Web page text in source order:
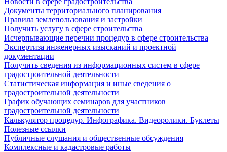
Документы территориального планирования
Правила землепользования и застройки
Получить услугу в сфере строительства
Исчерпывающие перечни процедур в сфере строительства
Экспертиза инженерных изысканий и проектной
документации
Получить сведения из информационных систем в сфере
градостроительной деятельности
Статистическая информация и иные сведения о
градостроительной деятельности
График обучающих семинаров для участников
градостроительной деятельности
Калькулятор процедур. Инфографика. Видеоролики. Буклеты
Полезные ссылки
Публичные слушания и общественные обсуждения
Комплексные и кадастровые работы